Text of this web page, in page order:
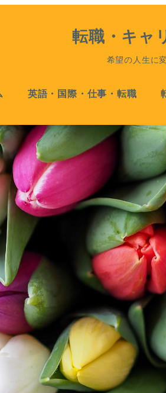
転職・キャ
希望の人生に
英語・国際・仕事・転職